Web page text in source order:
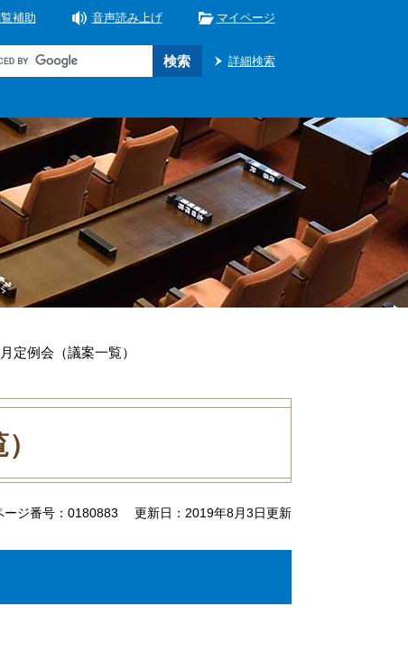
補助 音声読み上げ マイページ
詳細検索
定例会（議案一覧）
ージ番号：0180883 更新日：2019年8月3日更新